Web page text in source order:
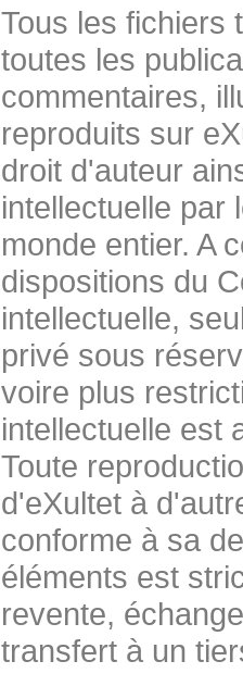
Tous les fichiers
toutes les
commentaires,
reproduits sur
droit d'auteur
intellectuelle par
monde entier. A
dispositions du
intellectuelle,
privé sous
voire plus
intellectuelle est
Toute
d'eXultet à
conforme à sa
éléments est
revente,
transfert à un